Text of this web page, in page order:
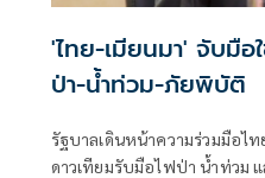
'ไทย-เมียนมา' จับมือ
ป่า-น้ำท่วม-ภัยพิบัติ
รัฐบาลเดินหน้าความร่วมมือไท
ดาวเทียมรับมือไฟป่า น้ำท่วม